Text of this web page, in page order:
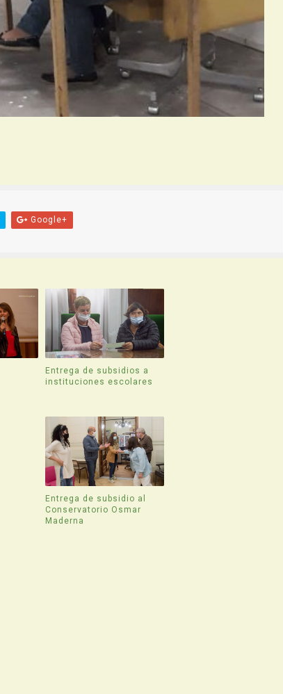
Google+
Entrega de subsidios a
instituciones escolares
Entrega de subsidio al
Conservatorio Osmar
Maderna